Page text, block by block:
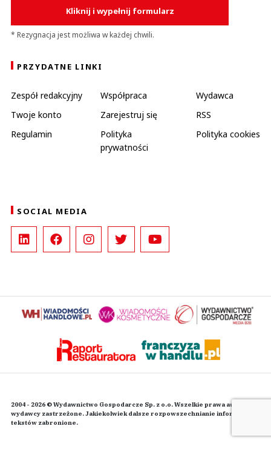
Kliknij i wypełnij formularz
* Rezygnacja jest możliwa w każdej chwili.
PRZYDATNE LINKI
Zespół redakcyjny Współpraca
Wydawca
Twoje konto
Zarejestruj się
RSS
Regulamin
Polityka
prywatności
Polityka cookies
SOCIAL MEDIA
2004 - 2026 © Wydawnictwo Gospodarcze Sp. z o.o. Wszelkie prawa autorskie
wydawcy zastrzeżone. Jakiekolwiek dalsze rozpowszechnianie informacji i
tekstów zabronione.